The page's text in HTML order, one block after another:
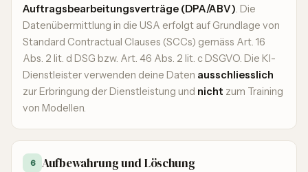
Auftragsbearbeitungsverträge (DPA/ABV). Die
Datenübermittlung in die USA erfolgt auf Grundlage von
Standard Contractual Clauses (SCCs) gemäss Art. 16
Abs. 2 lit. d DSG bzw. Art. 46 Abs. 2 lit. c DSGVO. Die KI-
Dienstleister verwenden deine Daten ausschliesslich
zur Erbringung der Dienstleistung und nicht zum Training
von Modellen.
6 Aufbewahrung und Löschung